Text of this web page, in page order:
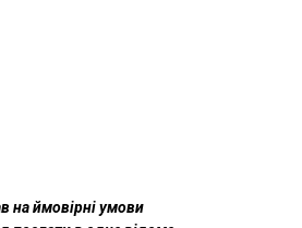
на ймовірні умови